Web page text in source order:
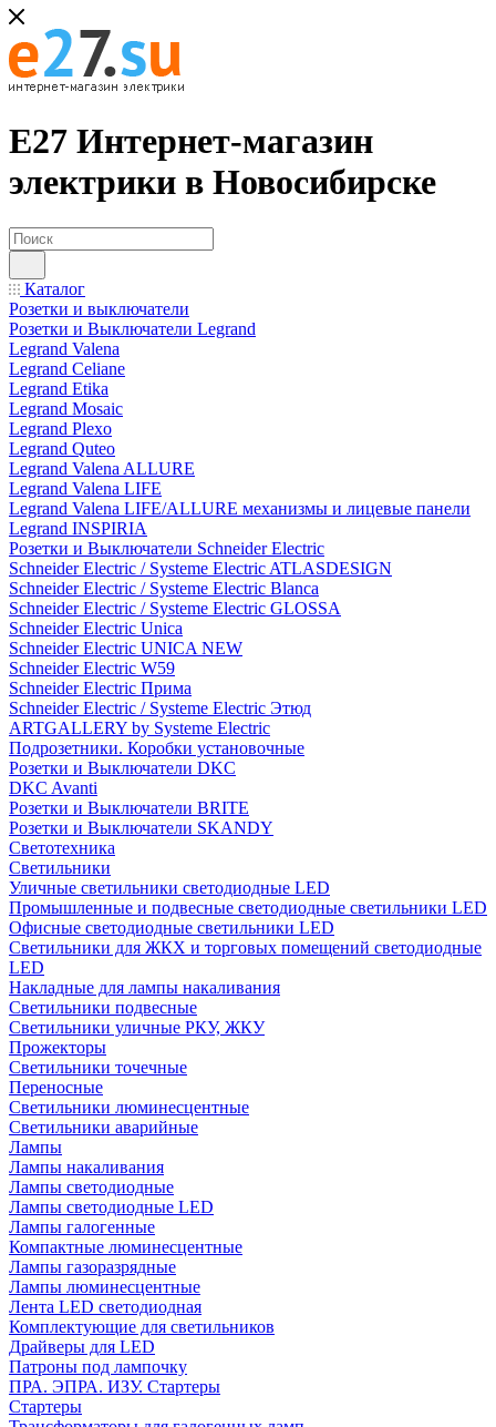
Е27 Интернет-магазин
электрики в Новосибирске
Каталог
Розетки и выключатели
Розетки и Выключатели Legrand
Legrand Valena
Legrand Celiane
Legrand Etika
Legrand Mosaic
Legrand Plexo
Legrand Quteo
Legrand Valena ALLURE
Legrand Valena LIFE
Legrand Valena LIFE/ALLURE механизмы и лицевые панели
Legrand INSPIRIA
Розетки и Выключатели Schneider Electric
Schneider Electric / Systeme Electric ATLASDESIGN
Schneider Electric / Systeme Electric Blanca
Schneider Electric / Systeme Electric GLOSSA
Schneider Electric Unica
Schneider Electric UNICA NEW
Schneider Electric W59
Schneider Electric Прима
Schneider Electric / Systeme Electric Этюд
ARTGALLERY by Systeme Electric
Подрозетники. Коробки установочные
Розетки и Выключатели DKC
DKC Avanti
Розетки и Выключатели BRITE
Розетки и Выключатели SKANDY
Светотехника
Светильники
Уличные светильники светодиодные LED
Промышленные и подвесные светодиодные светильники LED
Офисные светодиодные светильники LED
Светильники для ЖКХ и торговых помещений светодиодные
LED
Накладные для лампы накаливания
Светильники подвесные
Светильники уличные РКУ, ЖКУ
Прожекторы
Cветильники точечные
Переносные
Светильники люминесцентные
Светильники аварийные
Лампы
Лампы накаливания
Лампы светодиодные
Лампы светодиодные LED
Лампы галогенные
Компактные люминесцентные
Лампы газоразрядные
Лампы люминесцентные
Лента LED светодиодная
Комплектующие для светильников
Драйверы для LED
Патроны под лампочку
ПРА. ЭПРА. ИЗУ. Стартеры
Стартеры